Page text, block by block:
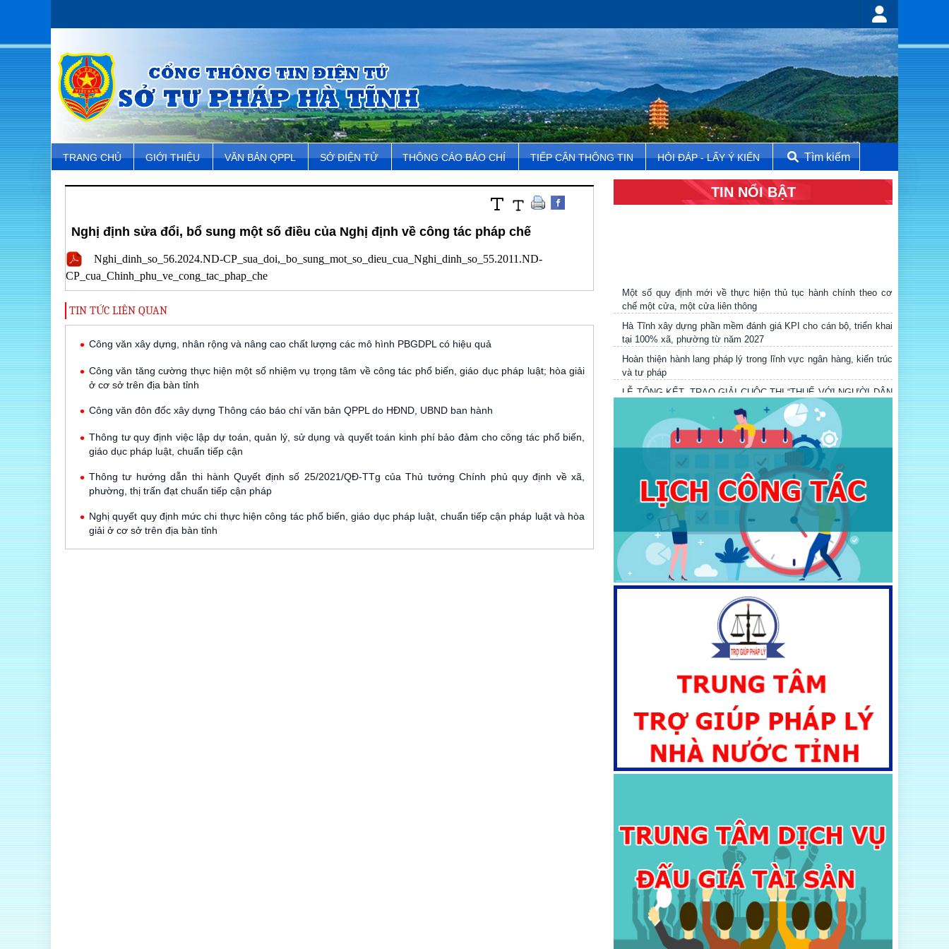
TRANG CHỦ GIỚI THIỆU VĂN BẢN QPPL SỞ ĐIỆN TỬ THÔNG CÁO BÁO CHÍ TIẾP CẬN THÔNG TIN HỎI ĐÁP - LẤY Ý KIẾN Tìm kiếm
Nghị định sửa đổi, bổ sung một số điều của Nghị định về công tác pháp chế
Nghi_dinh_so_56.2024.ND-CP_sua_doi,_bo_sung_mot_so_dieu_cua_Nghi_dinh_so_55.2011.ND-
CP_cua_Chinh_phu_ve_cong_tac_phap_che
TIN TỨC LIÊN QUAN
Công văn xây dựng, nhân rộng và nâng cao chất lượng các mô hình PBGDPL có hiệu quả
Công văn tăng cường thực hiện một số nhiệm vụ trọng tâm về công tác phổ biến, giáo dục pháp luật; hòa giải
ở cơ sở trên địa bàn tỉnh
Công văn đôn đốc xây dựng Thông cáo báo chí văn bản QPPL do HĐND, UBND ban hành
Thông tư quy định việc lập dự toán, quản lý, sử dụng và quyết toán kinh phí bảo đảm cho công tác phổ biến,
giáo dục pháp luật, chuẩn tiếp cận
Thông tư hướng dẫn thi hành Quyết định số 25/2021/QĐ-TTg của Thủ tướng Chính phủ quy định về xã,
phường, thị trấn đạt chuẩn tiếp cận pháp
Nghị quyết quy định mức chi thực hiện công tác phổ biến, giáo dục pháp luật, chuẩn tiếp cận pháp luật và hòa
giải ở cơ sở trên địa bàn tỉnh
TIN NỔI BẬT
chế một cửa, một cửa liên thông
Hà Tĩnh xây dựng phần mềm đánh giá KPI cho cán bộ, triển khai
tại 100% xã, phường từ năm 2027
Hoàn thiện hành lang pháp lý trong lĩnh vực ngân hàng, kiến trúc
và tư pháp
LỄ TỔNG KẾT, TRAO GIẢI CUỘC THI “THUẾ VỚI NGƯỜI DÂN
VÀ DOANH NGHIỆP” VÀ TỌA ĐÀM VỀ CHUYỂN ĐỔI SỐ
TRONG CÔNG TÁC PHỔ BIẾN, GIÁO DỤC PHÁP LUẬT
Trung tâm Dịch vụ đấu giá tài sản tỉnh Hà Tĩnh tổ chức thành
công phiên đấu giá quyền sử dụng đất tại xã Kỳ Xuân